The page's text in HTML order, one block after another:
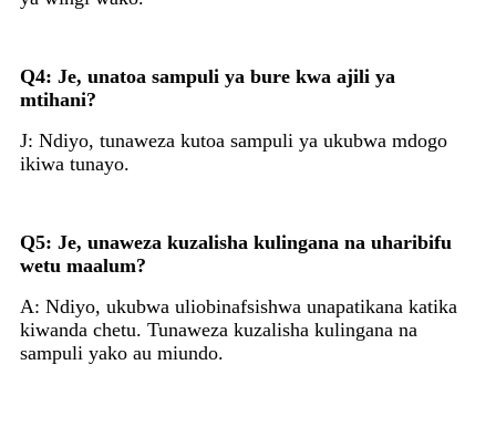
Q4: Je, unatoa sampuli ya bure kwa ajili ya
mtihani?
J: Ndiyo, tunaweza kutoa sampuli ya ukubwa mdogo
ikiwa tunayo.
Q5: Je, unaweza kuzalisha kulingana na uharibifu
wetu maalum?
A: Ndiyo, ukubwa uliobinafsishwa unapatikana katika
kiwanda chetu. Tunaweza kuzalisha kulingana na
sampuli yako au miundo.